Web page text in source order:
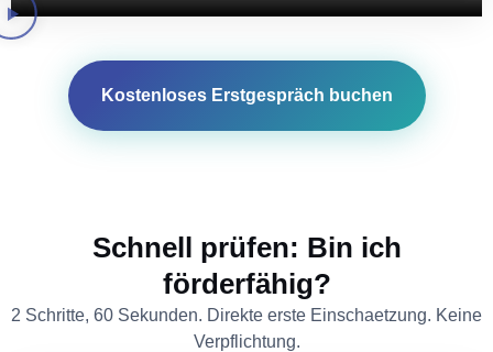
Kostenloses Erstgespräch buchen
Schnell prüfen: Bin ich
förderfähig?
2 Schritte, 60 Sekunden. Direkte erste Einschaetzung. Keine
Verpflichtung.